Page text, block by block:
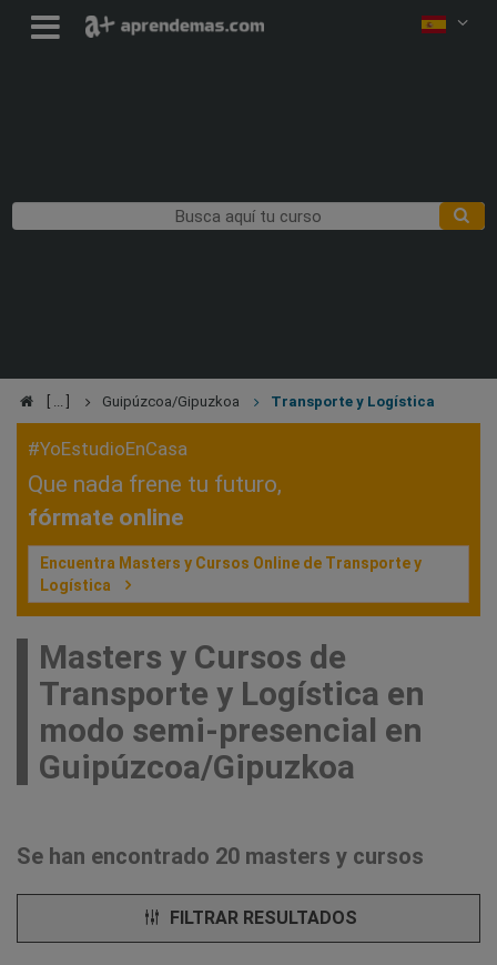
Guipúzcoa/Gipuzkoa Transporte y Logística
#YoEstudioEnCasa
Que nada frene tu futuro,
fórmate online
Encuentra Masters y Cursos Online de Transporte y
Logística
Masters y Cursos de
Transporte y Logística en
modo semi-presencial en
Guipúzcoa/Gipuzkoa
Se han encontrado 20 masters y cursos
FILTRAR RESULTADOS